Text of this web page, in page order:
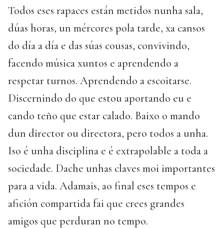
Todos eses rapaces están metidos nunha sala,
dúas horas, un mércores pola tarde, xa cansos
do día a día e das súas cousas, convivindo,
facendo música xuntos e aprendendo a
respetar turnos. Aprendendo a escoitarse.
Discernindo do que estou aportando eu e
cando teño que estar calado. Baixo o mando
dun director ou directora, pero todos a unha.
Iso é unha disciplina e é extrapolable a toda a
sociedade. Dache unhas claves moi importantes
para a vida. Adamais, ao final eses tempos e
afición compartida fai que crees grandes
amigos que perduran no tempo.